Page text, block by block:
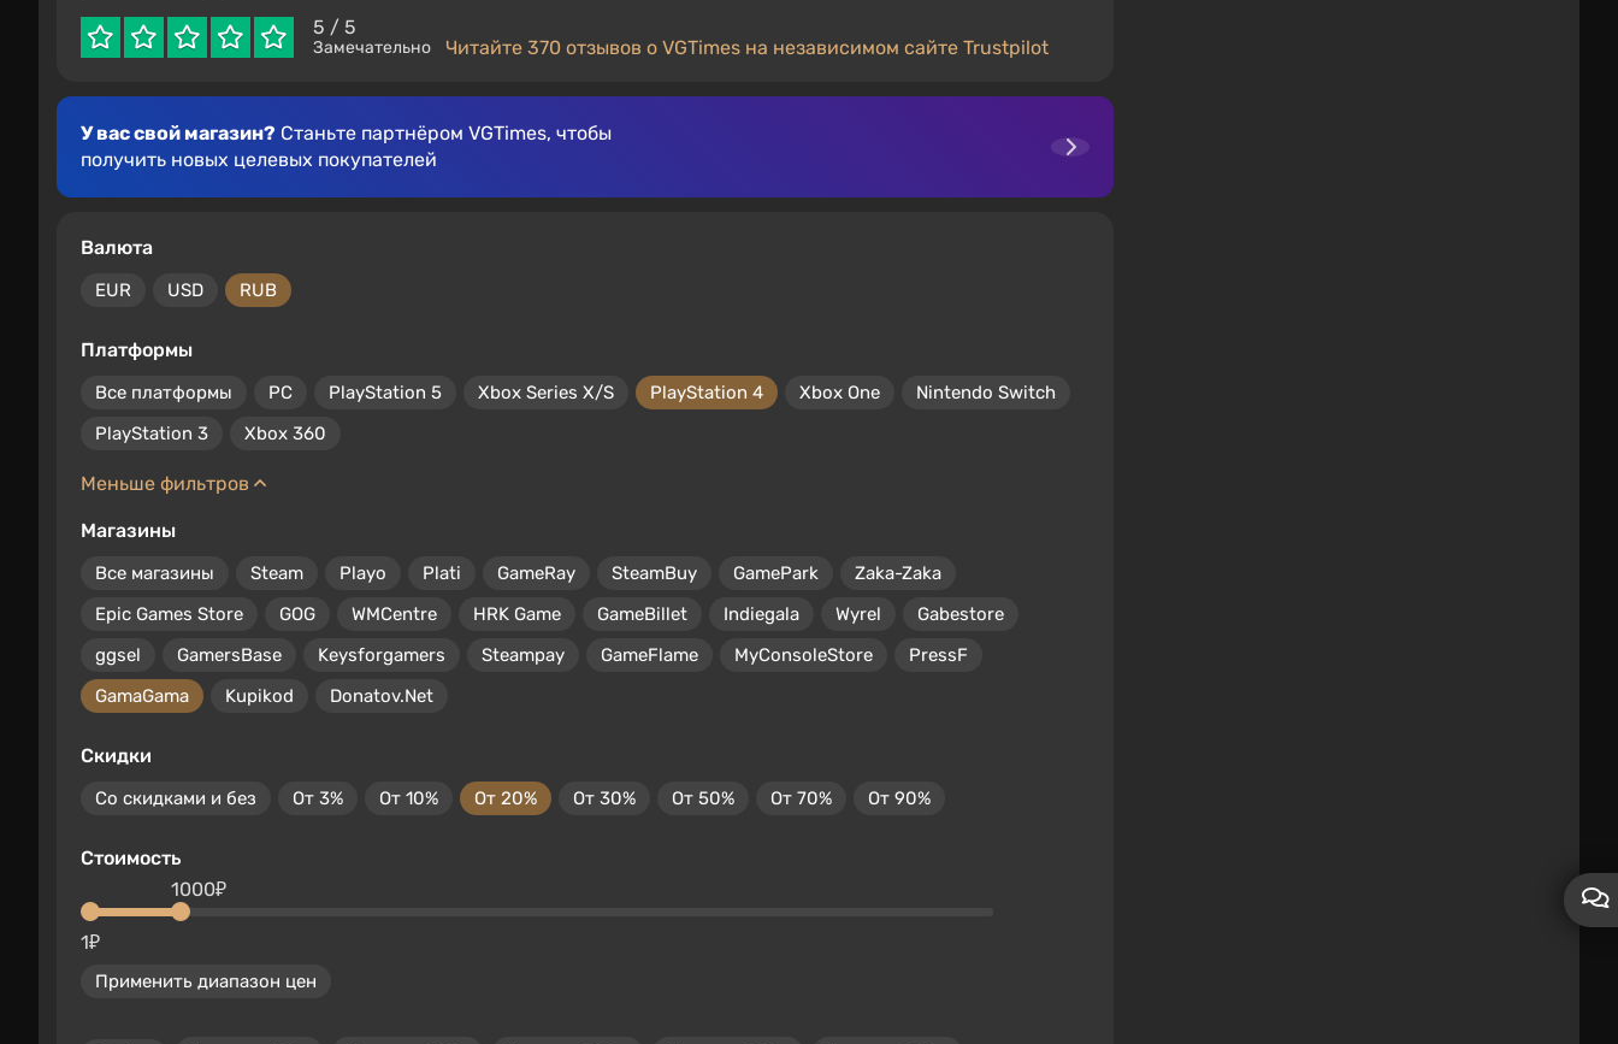
5 / 5
Замечательно Читайте 370 отзывов о VGTimes на независимом сайте Trustpilot
У вас свой магазин? Станьте партнёром VGTimes, чтобы
получить новых целевых покупателей
Валюта
EUR USD RUB
Платформы
Все платформы PC PlayStation 5 Xbox Series X/S PlayStation 4 Xbox One
Nintendo Switch
PlayStation 3
Xbox 360
Меньше фильтров
Магазины
Все магазины Steam Playo Plati GameRay SteamBuy GamePark
Zaka-Zaka
Epic Games Store
GOG WMCentre HRK Game GameBillet Indiegala Wyrel
Gabestore
ggsel
GamersBase Keysforgamers Steampay GameFlame MyConsoleStore
PressF
GamaGama
Kupikod Donatov.Net
Скидки
Со скидками и без От 3% От 10% От 20% От 30% От 50% От 70% От 90%
Стоимость
1₽
1000₽
Применить диапазон цен